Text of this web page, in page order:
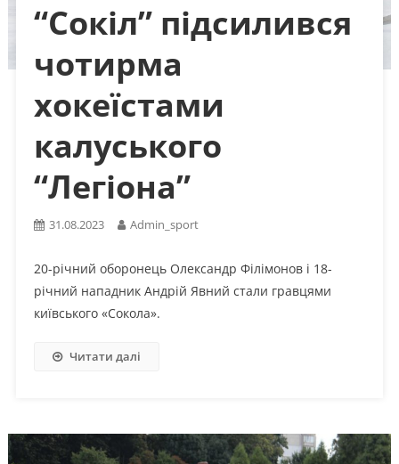
“Сокіл” підсилився
чотирма
хокеїстами
калуського
“Легіона”
31.08.2023 Admin_sport
20-річний оборонець Олександр Філімонов і 18-
річний нападник Андрій Явний стали гравцями
київського «Сокола».
Читати далі